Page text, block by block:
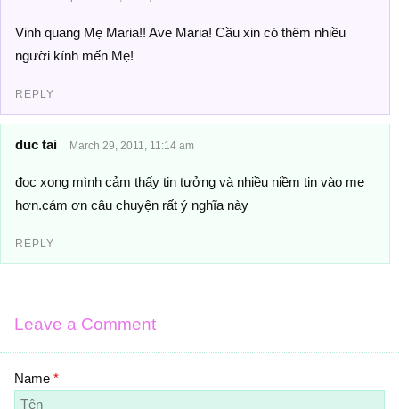
Vinh quang Mẹ Maria!! Ave Maria! Cầu xin có thêm nhiều
người kính mến Mẹ!
REPLY
duc tai March 29, 2011, 11:14 am
đọc xong mình cảm thấy tin tưởng và nhiều niềm tin vào mẹ
hơn.cám ơn câu chuyện rất ý nghĩa này
REPLY
Leave a Comment
Name *